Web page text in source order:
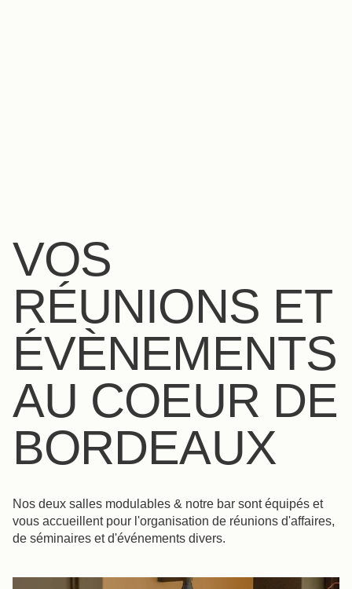
VOS
RÉUNIONS ET
ÉVÈNEMENTS
AU COEUR DE
BORDEAUX
Nos deux salles modulables & notre bar sont équipés et
vous accueillent pour l'organisation de réunions d'affaires,
de séminaires et d'événements divers.